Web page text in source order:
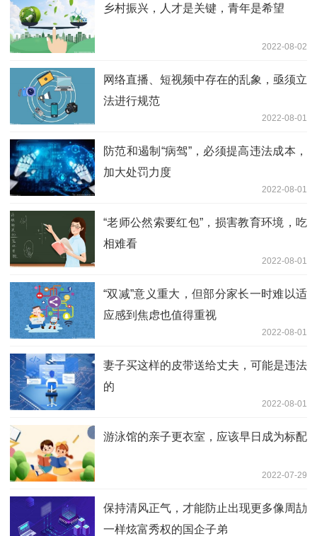
乡村振兴，人才是关键，青年是希望
2022-08-02
网络直播、短视频中存在的乱象，亟须立
法进行规范
2022-08-01
防范和遏制“病驾”，必须提高违法成本，
加大处罚力度
2022-08-01
“老师公然索要红包”，损害教育环境，吃
相难看
2022-08-01
“双减”意义重大，但部分家长一时难以适
应感到焦虑也值得重视
2022-08-01
妻子买这样的皮带送给丈夫，可能是违法
的
2022-08-01
游泳馆的亲子更衣室，应该早日成为标配
2022-07-29
保持清风正气，才能防止出现更多像周劼
一样炫富秀权的国企子弟